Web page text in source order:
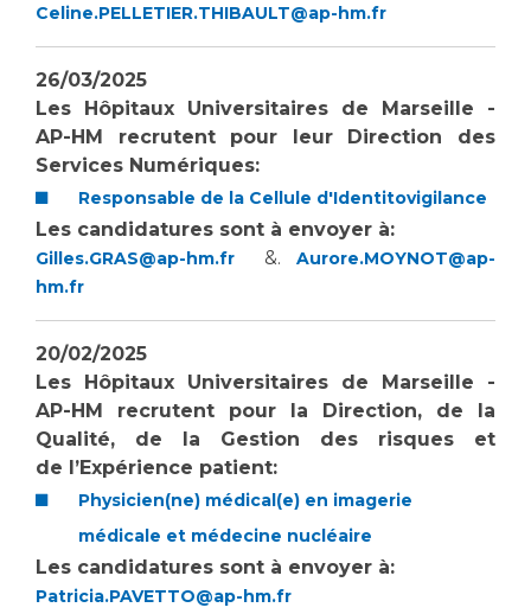
Celine.PELLETIER.THIBAULT@ap-hm.fr
26/03/2025
Les Hôpitaux Universitaires de Marseille -
AP-HM recrutent pour leur Direction des
Services Numériques:
Responsable de la Cellule d'Identitovigilance
Les candidatures sont à envoyer à:
Gilles.GRAS@ap-hm.fr &. Aurore.MOYNOT@ap-
hm.fr
20/02/2025
Les Hôpitaux Universitaires de Marseille -
AP-HM recrutent pour la Direction, de la
Qualité, de la Gestion des risques et
de l’Expérience patient:
Physicien(ne) médical(e) en imagerie
médicale et médecine nucléaire
Les candidatures sont à envoyer à:
Patricia.PAVETTO@ap-hm.fr